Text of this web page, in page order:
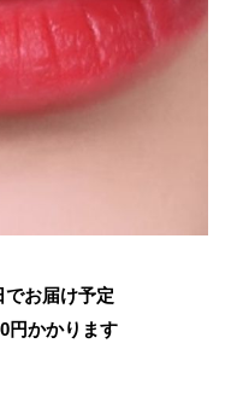
でお届け予定
円かかります